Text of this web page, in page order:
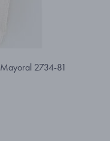
2734-81